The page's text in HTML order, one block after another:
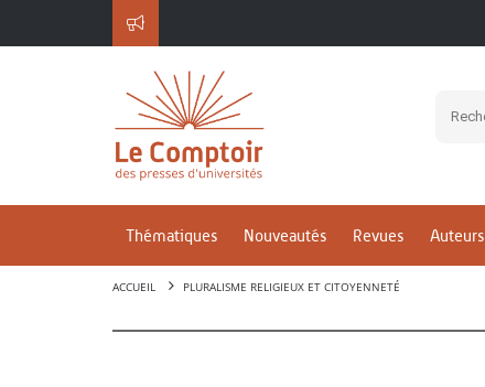
Thématiques Nouveautés Revues Auteurs
ACCUEIL PLURALISME RELIGIEUX ET CITOYENNETÉ